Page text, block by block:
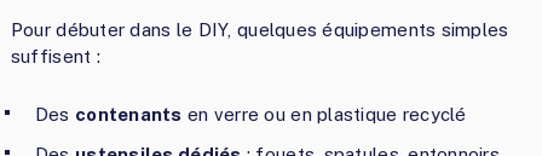
Pour débuter dans le DIY, quelques équipements simples
suffisent :
Des contenants en verre ou en plastique recyclé